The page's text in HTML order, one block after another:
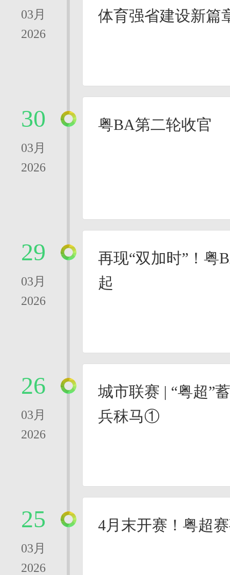
03月
2026
体育强省建设新篇
30
03月
2026
粤BA第二轮收官
29
03月
2026
再现“双加时”！粤
起
26
03月
2026
城市联赛 | “粤超”
兵秣马①
25
03月
2026
4月末开赛！粤超